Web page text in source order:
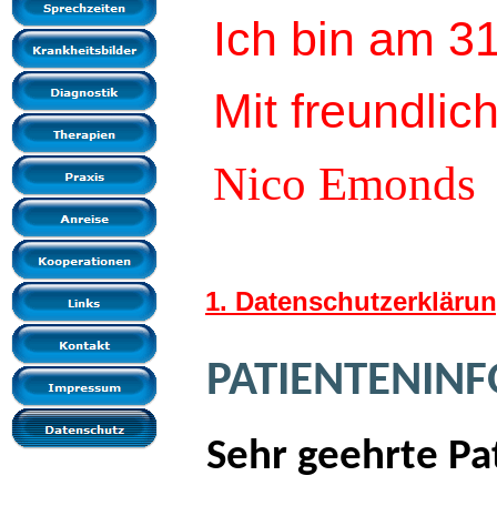
Ich bin am
Mit
Nico Emonds
1.
Sehr geehrte